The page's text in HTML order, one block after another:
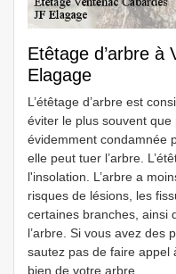
Etêtage d’arbre à
Elagage
L’étêtage d’arbre est
éviter le plus souvent
évidemment condamnée
elle peut tuer l’arbre.
l'insolation. L’arbre a
risques de lésions, les
certaines branches, ainsi
l’arbre. Si vous avez des
sautez pas de faire appel
bien de votre arbre.